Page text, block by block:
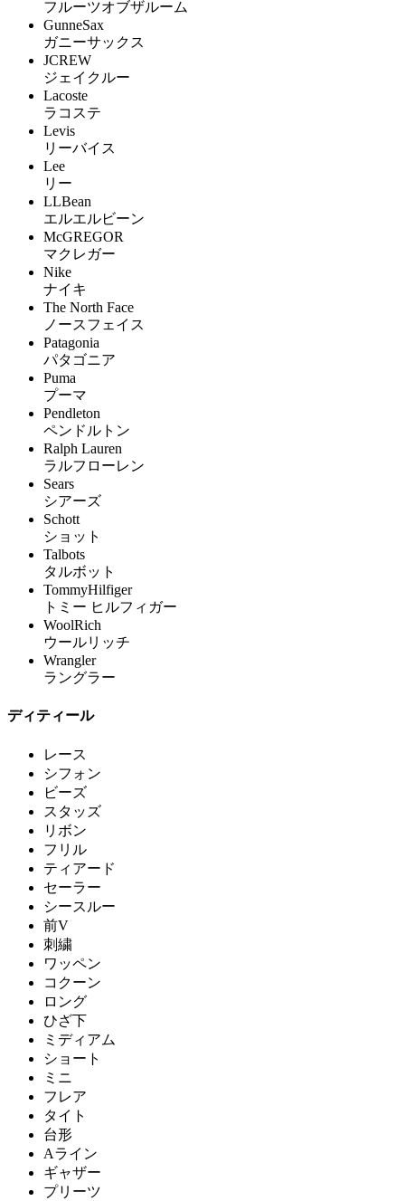
フルーツオブザルーム
GunneSax
ガニーサックス
JCREW
ジェイクルー
Lacoste
ラコステ
Levis
リーバイス
Lee
リー
LLBean
エルエルビーン
McGREGOR
マクレガー
Nike
ナイキ
The North Face
ノースフェイス
Patagonia
パタゴニア
Puma
プーマ
Pendleton
ペンドルトン
Ralph Lauren
ラルフローレン
Sears
シアーズ
Schott
ショット
Talbots
タルボット
TommyHilfiger
トミー ヒルフィガー
WoolRich
ウールリッチ
Wrangler
ラングラー
ディティール
レース
シフォン
ビーズ
スタッズ
リボン
フリル
ティアード
セーラー
シースルー
前V
刺繍
ワッペン
コクーン
ロング
ひざ下
ミディアム
ショート
ミニ
フレア
タイト
台形
Aライン
ギャザー
プリーツ